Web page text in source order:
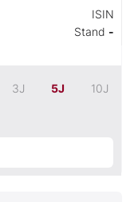
ISIN
Stand -
3J 5J 10J